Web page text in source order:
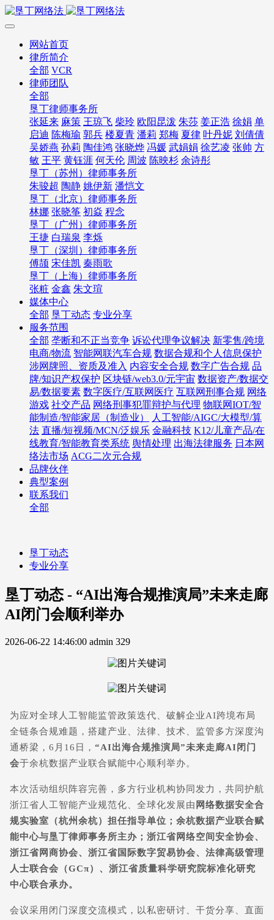
网站首页
律所简介
全部 VCR
律师团队
全部
垦丁律师事务所
张延来 麻策 王琼飞 柴玲 欧阳昆泼 朱莎 姜正浩 徐娟 单
启迪 陈梅瑜 郭兵 楼夏青 潘莉 郑梅 夏律 叶丹妮 刘倩倩
吴娇燕 孙莉 陶佳鸿 张晓烨 冯媛 武娟娟 徐艺凌 张帅 方
敏 王平 黄钰涯 何天伦 周波 陈映杉 余诗彤
垦丁（苏州）律师事务所
朱骏超 陶静 姚伊新 潘恺文
垦丁（北京）律师事务所
林娜 张晓筝 初焱 程念
垦丁（广州）律师事务所
王捷 白瑞泉 李烁
垦丁（深圳）律师事务所
傅颉 宋佳凯 秦雨歌
垦丁（上海）律师事务所
张粧 金鑫 朱文瑄
媒体中心
全部 垦丁动态 专业分享
服务范围
全部 垄断和不正当竞争 诉讼代理争议解决 新零售/跨境
电商/物流 智能网联汽车合规 数据合规和个人信息保护
涉网牌照、资质及准入 内容安全合规 数字广告合规 品
牌/知识产权保护 区块链/web3.0/元宇宙 数据资产/数据交
易/数据要素 数字医疗/互联网医疗 互联网刑事合规 网络
游戏 社交产品 网络刑事犯罪辩护与代理 物联网IOT/智
能制造/智能家居（制造业）
人工智能/AIGC/大模型/算
法 直播/短视频/MCN/泛娱乐 金融科技 K12/儿童产品/在
线教育/智能教育类系统 舆情处理 出海法律服务 日本网
络法市场 ACG二次元合规
品牌伙伴
典型案例
联系我们
全部
垦丁动态
专业分享
垦丁动态 - “AI出海合规推演局”未来走廊
AI闭门会顺利举办
2026-06-22 14:46:00 admin 329
为应对全球人工智能监管政策迭代、破解企业AI跨境布局
全链条合规难题，搭建产业、法律、技术、监管多方深度沟
通桥梁，6月16日， “AI出海合规推演局”未来走廊AI闭门
会于余杭数据产业联合赋能中心顺利举办。
本次活动组织阵容完善，多方行业机构协同发力，共同护航
浙江省人工智能产业规范化、全球化发展由 网络数据安全合
规实验室（杭州余杭）担任指导单位；余杭数据产业联合赋
能中心与垦丁律师事务所主办；浙江省网络空间安全协会、
浙江省网商协会、浙江省国际数字贸易协会、法律高级管理
人士联合会（GCπ）、浙江省质量科学研究院标准化研究
中心联合承办。
会议采用闭门深度交流模式，以私密研讨、干货分享、直面